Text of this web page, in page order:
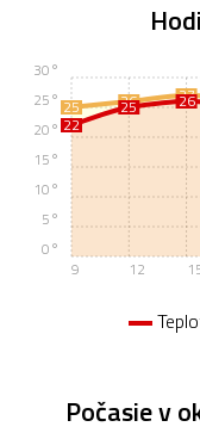
25 26 27
22
25 26
9 12
0°
5°
10°
15°
20°
25°
30°
Počasie v